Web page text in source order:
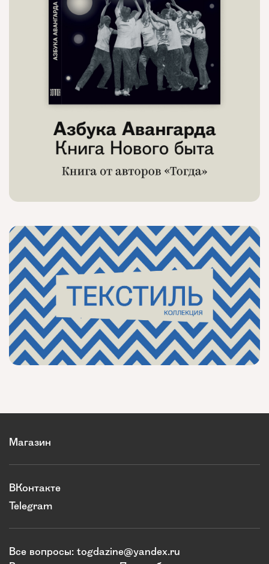
Магазин
ВКонтакте
Telegram
Все вопросы: togdazine@yandex.ru